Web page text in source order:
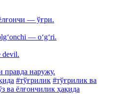
— ўғри.
— o‘g‘ri.
devil.
правда наружу.
#тўғрилик #тўғрилик ва
ва ёлғончилик ҳақида